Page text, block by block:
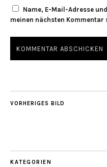
Name, E-Mail-Adresse
meinen nächsten Kommentar
VORHERIGES BILD
KATEGORIEN